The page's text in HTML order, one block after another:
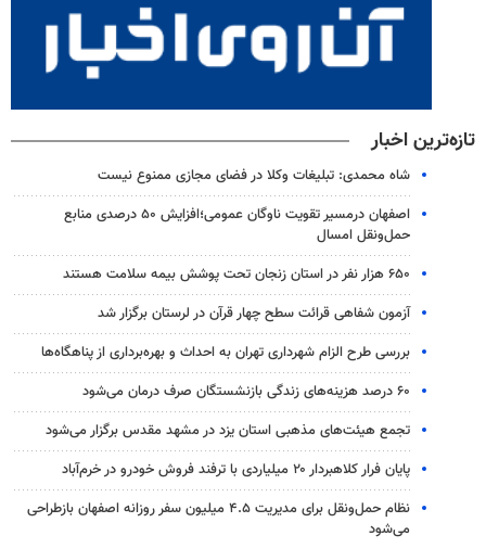
تازه‌ترین اخبار
شاه محمدی: تبلیغات وکلا در فضای مجازی ممنوع نیست
اصفهان درمسیر تقویت ناوگان عمومی؛افزایش ۵۰ درصدی منابع
حمل‌ونقل امسال
۶۵۰ هزار نفر در استان زنجان تحت پوشش بیمه سلامت هستند
آزمون شفاهی قرائت سطح چهار قرآن در لرستان برگزار شد
بررسی طرح الزام شهرداری تهران به احداث و بهره‌برداری از پناهگاه‌ها
۶۰ درصد هزینه‌های زندگی بازنشستگان صرف درمان می‌شود
تجمع هیئت‌های مذهبی استان یزد در مشهد مقدس برگزار می‌شود
پایان فرار کلاهبردار ۲۰ میلیاردی با ترفند فروش خودرو در خرم‌آباد
نظام حمل‌ونقل برای مدیریت ۴.۵ میلیون سفر روزانه اصفهان بازطراحی
می‌شود